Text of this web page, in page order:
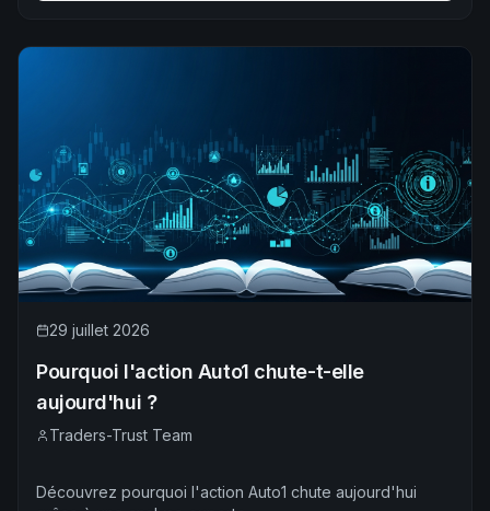
29 juillet 2026
Pourquoi l'action Auto1 chute-t-elle
aujourd'hui ?
Traders-Trust Team
Découvrez pourquoi l'action Auto1 chute aujourd'hui